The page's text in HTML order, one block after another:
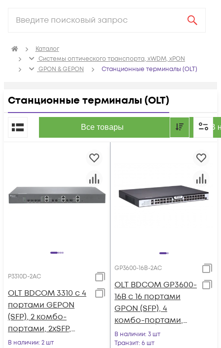
Каталог
Системы оптического транспорта, xWDM, xPON
GPON & GEPON
Станционные терминалы (OLT)
Станционные терминалы (OLT)
Все товары В
По популярности
P3310D-2AC
OLT BDCOM 3310 с 4
портами GEPON
(SFP), 2 комбо-
портами, 2хSFP,
2хRJ-45, 2 БП АC, FEC
В наличии: 2 шт
GP3600-16B-2AC
OLT BDCOM GP3600-
16B с 16 портами
GPON (SFP), 4
комбо-портами,
4хSFP, 4 SFP+, 2 БП АC
В наличии: 3 шт
Транзит: 6 шт